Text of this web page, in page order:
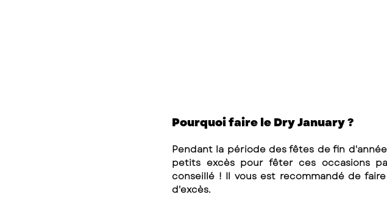
Pourquoi faire le Dry January ?
Pendant la période des fêtes de fin
petits excès pour fêter ces occasions
conseillé ! Il vous est recommandé de
d'excès.